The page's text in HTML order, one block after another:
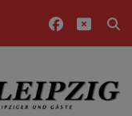
Gäste